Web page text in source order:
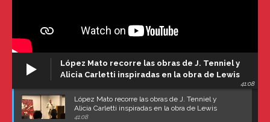
López Mato recorre las obras de J. Tenniel y
Alicia Carletti inspiradas en la obra de Lewis
41:08
López Mato recorre las obras de J. Tenniel y
Alicia Carletti inspiradas en la obra de Lewis
Carroll
41:08